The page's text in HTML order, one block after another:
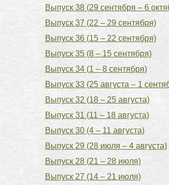
Выпуск 38 (29 сентября – 6
Выпуск 37 (22 – 29 сентября)
Выпуск 36 (15 – 22 сентября)
Выпуск 35 (8 – 15 сентября)
Выпуск 34 (1 – 8 сентября)
Выпуск 33 (25 августа – 1
Выпуск 32 (18 – 25 августа)
Выпуск 31 (11 – 18 августа)
Выпуск 30 (4 – 11 августа)
Выпуск 29 (28 июля – 4 августа)
Выпуск 28 (21 – 28 июля)
Выпуск 27 (14 – 21 июля)